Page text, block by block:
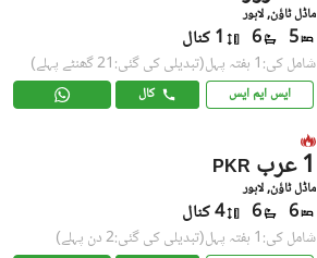
ماڈل ٹاؤن, لاہور
5
6 1 کنال
شامل کی:1 ہفتہ پہل (تبدیلی کی گئی:21 گھنٹے پہلے)
ایس ایم ایس کال
PKR 1 عرب
ماڈل ٹاؤن, لاہور
6
6 4 کنال
شامل کی:1 ہفتہ پہل (تبدیلی کی گئی:2 دن پہلے)